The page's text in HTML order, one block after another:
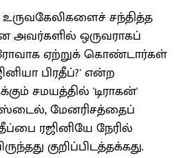
உருவகேலிகளைச் சந்தித்த
அவர்களில் ஒருவராகப்
ஏற்றுக் கொண்டார்கள்
பிரதீப்?' என்ற
சமயத்தில் 'டிராகன்'
ஸ்டைல், மேனரிசத்தைப்
ரஜினியே நேரில்
குறிப்பிடத்தக்கது.